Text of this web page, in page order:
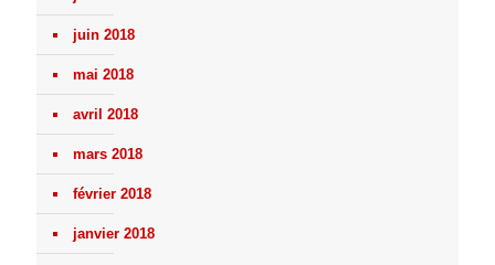
juin 2018
mai 2018
avril 2018
mars 2018
février 2018
janvier 2018